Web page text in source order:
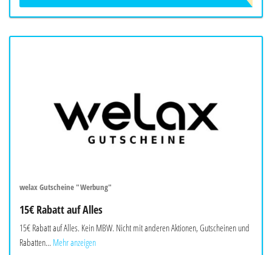
welax Gutscheine "Werbung"
15€ Rabatt auf Alles
15€ Rabatt auf Alles. Kein MBW. Nicht mit anderen Aktionen, Gutscheinen und
Rabatten... Mehr anzeigen